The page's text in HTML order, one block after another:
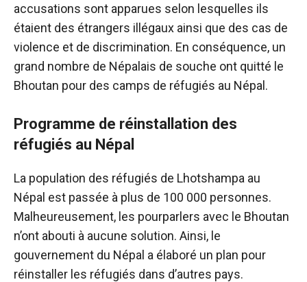
accusations sont apparues selon lesquelles ils
étaient des étrangers illégaux ainsi que des cas de
violence et de discrimination. En conséquence, un
grand nombre de Népalais de souche ont quitté le
Bhoutan pour des camps de réfugiés au Népal.
Programme de réinstallation des
réfugiés au Népal
La population des réfugiés de Lhotshampa au
Népal est passée à plus de 100 000 personnes.
Malheureusement, les pourparlers avec le Bhoutan
n’ont abouti à aucune solution. Ainsi, le
gouvernement du Népal a élaboré un plan pour
réinstaller les réfugiés dans d’autres pays.